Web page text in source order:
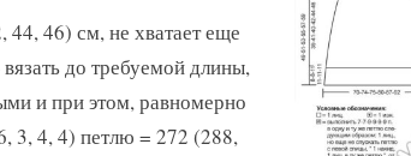
46) см, не хватает еще
до требуемой длины,
и при этом, равномерно
3, 4, 4) петлю = 272 (288,